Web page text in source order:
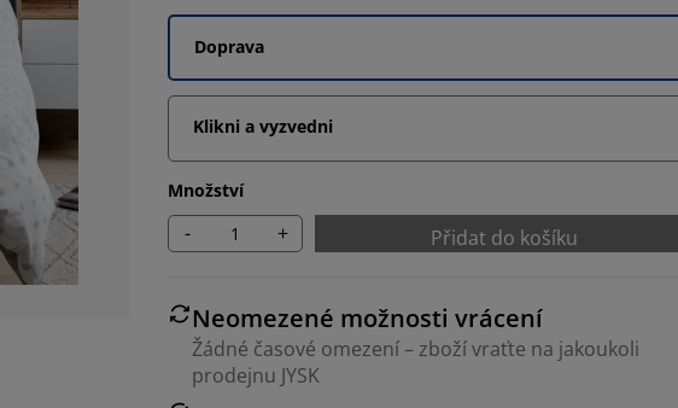
Doprava
Klikni a vyzvedni
Množství
- + Přidat do košíku
Neomezené možnosti vrácení
Žádné časové omezení – zboží vraťte na jakoukoli
prodejnu JYSK